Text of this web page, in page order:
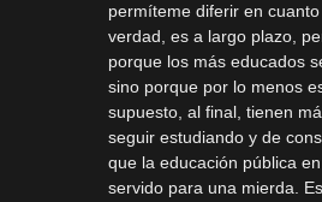
permíteme diferir en
verdad, es a largo plazo,
porque los más educados
sino porque por lo menos
supuesto, al final, tienen
seguir estudiando y de
que la educación pública
servido para una mierda.